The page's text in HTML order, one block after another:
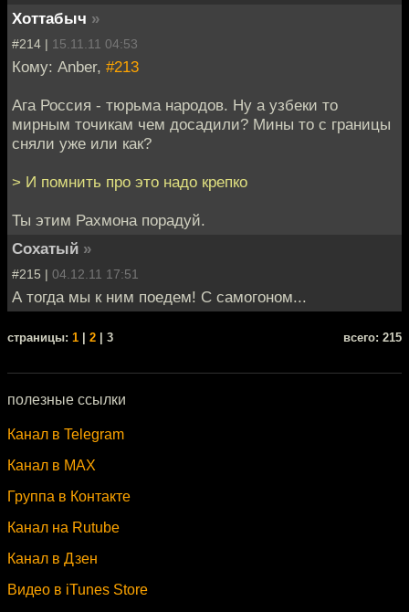
Хоттабыч »
#214 | 15.11.11 04:53
Кому: Anber, #213
Ага Россия - тюрьма народов. Ну а узбеки то
мирным точикам чем досадили? Мины то с границы
сняли уже или как?
> И помнить про это надо крепко
Ты этим Рахмона порадуй.
Сохатый »
#215 | 04.12.11 17:51
А тогда мы к ним поедем! С самогоном...
cтраницы: 1 2 | 3 всего: 215
полезные ссылки
Канал в Telegram
Канал в MAX
Группа в Контакте
Канал на Rutube
Канал в Дзен
Видео в iTunes Store